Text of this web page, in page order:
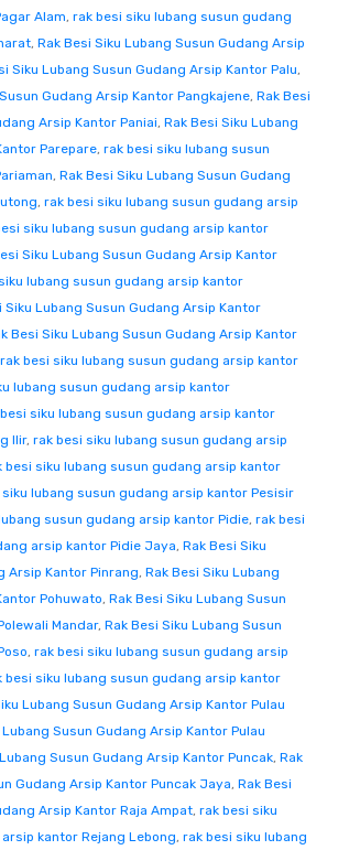
Alam, rak besi siku lubang susun gudang
, Rak Besi Siku Lubang Susun Gudang Arsip
Siku Lubang Susun Gudang Arsip Kantor Palu,
Gudang Arsip Kantor Pangkajene, Rak Besi
Arsip Kantor Paniai, Rak Besi Siku Lubang
Parepare, rak besi siku lubang susun
, Rak Besi Siku Lubang Susun Gudang
, rak besi siku lubang susun gudang arsip
siku lubang susun gudang arsip kantor
Siku Lubang Susun Gudang Arsip Kantor
lubang susun gudang arsip kantor
Siku Lubang Susun Gudang Arsip Kantor
Besi Siku Lubang Susun Gudang Arsip Kantor
rak besi siku lubang susun gudang arsip kantor
lubang susun gudang arsip kantor
siku lubang susun gudang arsip kantor
Ilir, rak besi siku lubang susun gudang arsip
besi siku lubang susun gudang arsip kantor
lubang susun gudang arsip kantor Pesisir
susun gudang arsip kantor Pidie, rak besi
arsip kantor Pidie Jaya, Rak Besi Siku
Arsip Kantor Pinrang, Rak Besi Siku Lubang
Pohuwato, Rak Besi Siku Lubang Susun
Mandar, Rak Besi Siku Lubang Susun
, rak besi siku lubang susun gudang arsip
besi siku lubang susun gudang arsip kantor
Lubang Susun Gudang Arsip Kantor Pulau
Lubang Susun Gudang Arsip Kantor Pulau
Susun Gudang Arsip Kantor Puncak, Rak
Gudang Arsip Kantor Puncak Jaya, Rak Besi
Arsip Kantor Raja Ampat, rak besi siku
kantor Rejang Lebong, rak besi siku lubang